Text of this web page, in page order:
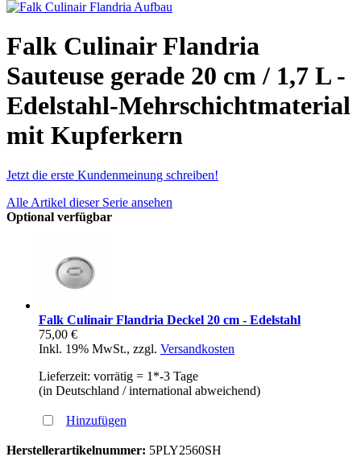
Falk Culinair Flandria
Sauteuse gerade 20 cm / 1,7 L -
Edelstahl-Mehrschichtmaterial
mit Kupferkern
Jetzt die erste Kundenmeinung schreiben!
Alle Artikel dieser Serie ansehen
Optional verfügbar
Falk Culinair Flandria Deckel 20 cm - Edelstahl
75,00 €
Inkl. 19% MwSt., zzgl. Versandkosten
Lieferzeit: vorrätig = 1*-3 Tage
(in Deutschland / international abweichend)
Hinzufügen
Herstellerartikelnummer: 5PLY2560SH